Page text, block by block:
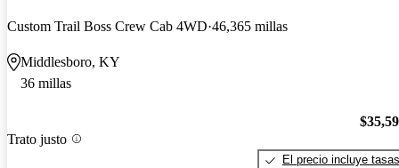
Custom Trail Boss Crew Cab 4WD 46,365 millas
Middlesboro, KY
36 millas
Trato justo
El precio incluye tasas